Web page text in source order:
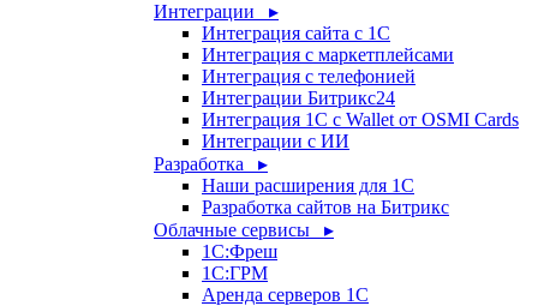
Интеграции ▸
Интеграция сайта с 1С
Интеграция с маркетплейсами
Интеграция с телефонией
Интеграции Битрикс24
Интеграция 1С с Wallet от OSMI Cards
Интеграции с ИИ
Разработка ▸
Наши расширения для 1С
Разработка сайтов на Битрикс
Облачные сервисы ▸
1С:Фреш
1С:ГРМ
Аренда серверов 1С